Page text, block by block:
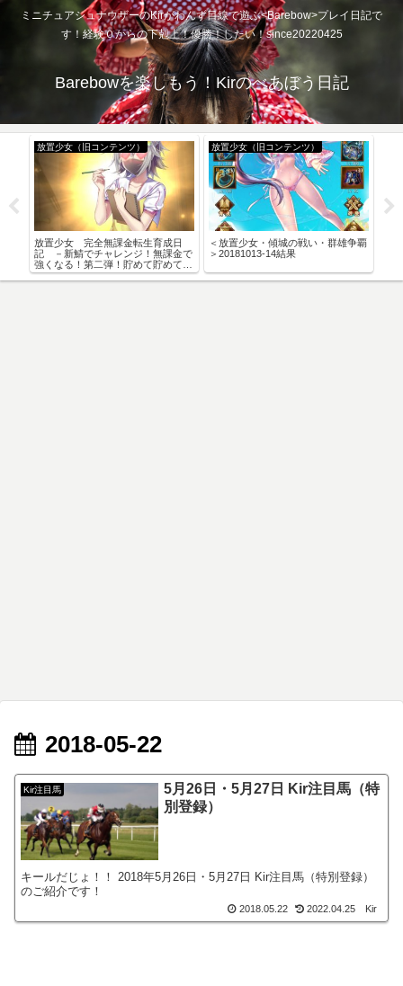
ミニチュアシュナウザーのKirがわんず目線で遊ぶ<Barebow>プレイ日記で
す！経験０からの下剋上！優勝！したい！since20220425
Barebowを楽しもう！Kirのべあぼう日記
放置少女（旧コンテンツ）
放置少女 完全無課金転生育成日
記 －新鯖でチャレンジ！無課金で
強くなる！第二弾！貯めて貯めて虹
をとろう！－その３
放置少女（旧コンテンツ）
＜放置少女・傾城の戦い・群雄争覇
＞20181013-14結果
2018-05-22
Kir注目馬
5月26日・5月27日 Kir注目馬（特
別登録）
キールだじょ！！ 2018年5月26日・5月27日 Kir注目馬（特別登録）
のご紹介です！
2018.05.22 2022.04.25 Kir